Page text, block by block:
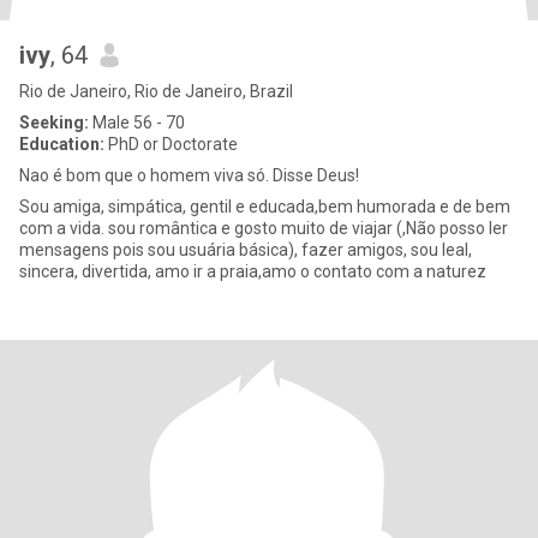
ivy, 64
Rio de Janeiro, Rio de Janeiro, Brazil
Seeking: Male 56 - 70
Education: PhD or Doctorate
Nao é bom que o homem viva só. Disse Deus!
Sou amiga, simpática, gentil e educada,bem humorada e de bem
com a vida. sou romântica e gosto muito de viajar (,Não posso ler
mensagens pois sou usuária básica), fazer amigos, sou leal,
sincera, divertida, amo ir a praia,amo o contato com a naturez